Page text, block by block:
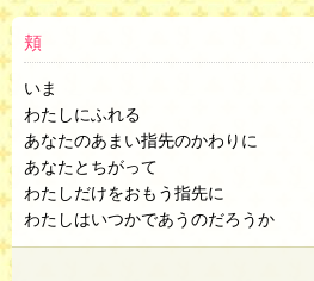
頬
いま
わたしにふれる
あなたのあまい指先のかわりに
あなたとちがって
わたしだけをおもう指先に
わたしはいつかであうのだろうか